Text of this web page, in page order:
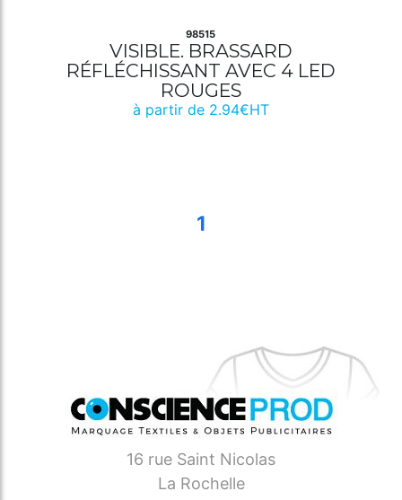
98515
VISIBLE. BRASSARD
RÉFLÉCHISSANT AVEC 4 LED
ROUGES
à partir de 2.94€HT
1
16 rue Saint Nicolas
La Rochelle